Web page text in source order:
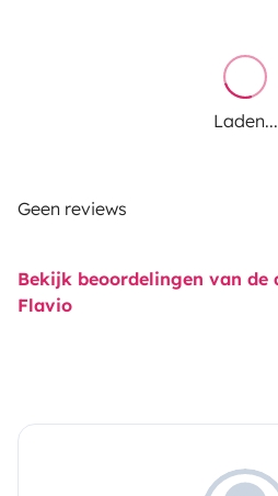
Laden...
Geen reviews
Bekijk beoordelingen van de
Flavio